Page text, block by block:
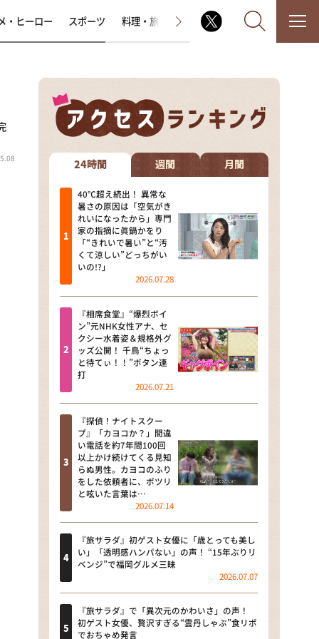
なるみ・岡村の過ぎるTV
相席食堂
これ余談なんですけど・・・
～人生密着トークバラエティ！
～ やすとものいたって真剣です
探偵！ナイトスクープ
news おかえり
河合＆A.B.C-Z塚田×福井アナ
「なんでやねん！？」（news お
かえり）
DAIGOも台所 ～きょうの献立 何
にする？～
本日はダイアンなり！シーズン２
朝だ！生です旅サラダ
教えて！ニュースライブ 正義の
ミカタ
ＬＩＦＥ～夢のカタチ～
新婚さんいらっしゃい！
ザキ山小屋本館
・ヒーロー スポーツ 料理・旅 ラジオ番組 その他
24時間 週間 月間
40℃超え続出！ 異常な
暑さの原因は「空気がき
れいになったから」専門
家の指摘に眞鍋かをり
「“きれいで暑い”と“汚
くて涼しい”どっちがい
いの!?」
2026.07.28
『相席食堂』“爆烈ボイ
ン”元NHK女性アナ、セ
クシー水着姿＆規格外グ
ッズ公開！ 千鳥“ちょっ
と待てぃ！！”ボタン連
打
2026.07.21
『探偵！ナイトスクー
プ』「カヨコか？」間違
い電話を約7年間100回
以上かけ続けてくる見知
らぬ男性。カヨコのふり
をした依頼者に、ポツリ
と呟いた言葉は…
2026.07.14
『旅サラダ』初ゲスト女優に「歳とっても美し
い」「透明感ハンパない」の声！ “15年ぶりリ
ベンジ”で福岡グルメ三昧
2026.07.07
『旅サラダ』で「異次元のかわいさ」の声！
初ゲスト女優、贅沢すぎる“雲丹しゃぶ”食リポ
でおちゃめ発言